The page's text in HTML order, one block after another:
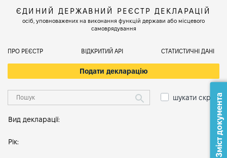
ЄДИНИЙ ДЕРЖАВНИЙ РЕЄСТР ДЕКЛАРАЦІЙ
осіб, уповноважених на виконання функцій держави або місцевого
самоврядування
ПРО РЕЄСТР ВІДКРИТИЙ АРІ СТАТИСТИЧНІ ДАНІ
Подати декларацію
шукати скрізь
Вид декларації:
Рік: Зміст документа